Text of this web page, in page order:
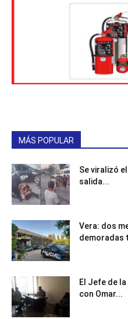
MÁS POPULAR
Se viralizó
salida...
Vera: dos
demoradas
El Jefe de
con Omar...